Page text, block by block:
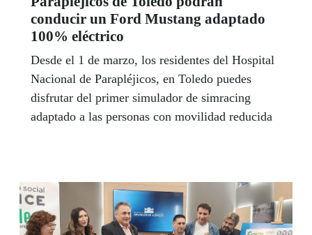
conducir un Ford Mustang adaptado
100% eléctrico
Desde el 1 de marzo, los residentes del Hospital
Nacional de Parapléjicos, en Toledo puedes
disfrutar del primer simulador de simracing
adaptado a las personas con movilidad reducida